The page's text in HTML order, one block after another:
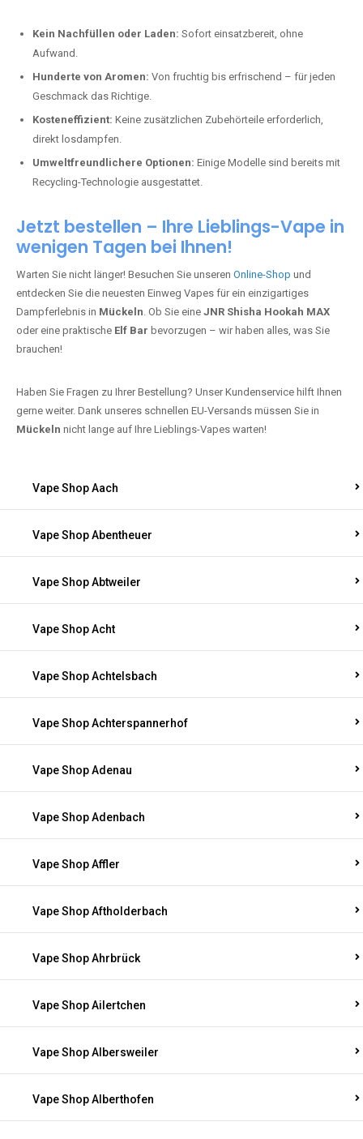
Kein Nachfüllen oder Laden: Sofort einsatzbereit, ohne
Aufwand.
Hunderte von Aromen: Von fruchtig bis erfrischend – für jeden
Geschmack das Richtige.
Kosteneffizient: Keine zusätzlichen Zubehörteile erforderlich,
direkt losdampfen.
Umweltfreundlichere Optionen: Einige Modelle sind bereits mit
Recycling-Technologie ausgestattet.
Jetzt bestellen – Ihre Lieblings-Vape in
wenigen Tagen bei Ihnen!
Warten Sie nicht länger! Besuchen Sie unseren Online-Shop und
entdecken Sie die neuesten Einweg Vapes für ein einzigartiges
Dampferlebnis in Mückeln. Ob Sie eine JNR Shisha Hookah MAX
oder eine praktische Elf Bar bevorzugen – wir haben alles, was Sie
brauchen!
Haben Sie Fragen zu Ihrer Bestellung? Unser Kundenservice hilft Ihnen
gerne weiter. Dank unseres schnellen EU-Versands müssen Sie in
Mückeln nicht lange auf Ihre Lieblings-Vapes warten!
Vape Shop Aach
Vape Shop Abentheuer
Vape Shop Abtweiler
Vape Shop Acht
Vape Shop Achtelsbach
Vape Shop Achterspannerhof
Vape Shop Adenau
Vape Shop Adenbach
Vape Shop Affler
Vape Shop Aftholderbach
Vape Shop Ahrbrück
Vape Shop Ailertchen
Vape Shop Albersweiler
Vape Shop Alberthofen